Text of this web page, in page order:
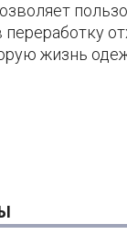
жизнь